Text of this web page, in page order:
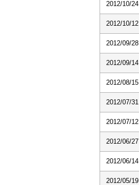
2012/10/24
2012/10/12
2012/09/28
2012/09/14
2012/08/15
2012/07/31
2012/07/12
2012/06/27
2012/06/14
2012/05/19